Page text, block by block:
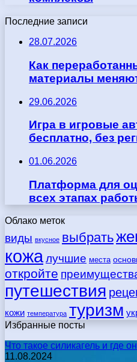
Последние записи
28.07.2026
Как
материалы
29.06.2026
Игра в игровые
бесплатно, без
01.06.2026
Платформа для
всех этапах
Облако меток
виды вкусное выбрать
кожалучшие места
откройте
путешествия
кожи температура туризм
Избранные посты
Что такое силикагель и где
11.08.2024